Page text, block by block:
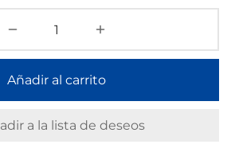
Añadir al carrito
a la lista de deseos